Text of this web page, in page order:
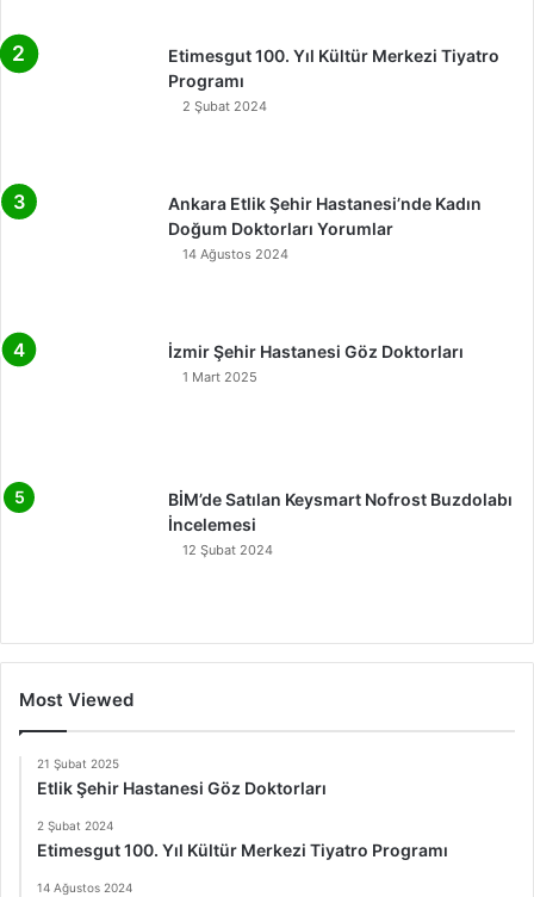
Etimesgut 100. Yıl Kültür Merkezi Tiyatro
Programı
2 Şubat 2024
Ankara Etlik Şehir Hastanesi’nde Kadın
Doğum Doktorları Yorumlar
14 Ağustos 2024
İzmir Şehir Hastanesi Göz Doktorları
1 Mart 2025
BİM’de Satılan Keysmart Nofrost Buzdolabı
İncelemesi
12 Şubat 2024
Most Viewed
21 Şubat 2025
Etlik Şehir Hastanesi Göz Doktorları
2 Şubat 2024
Etimesgut 100. Yıl Kültür Merkezi Tiyatro Programı
14 Ağustos 2024